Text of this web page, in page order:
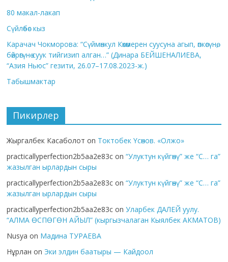
80 макал-лакап
Сүйлөбөс кыз
Карачач Чокморова: “Сүймөнкул Көкөмерен суусуна агып, өпкөсүнө,
бөйрөгүнө суук тийгизип алган…” (Динара БЕЙШЕНАЛИЕВА,
“Азия Ньюс” гезити, 26.07–17.08.2023-ж.)
Табышмактар
Пикирлер
Жыргалбек Касаболот on Токтобек Үсөнов. «Олжо»
practicallyperfection2b5aa2e83c on“Улуктун күйгөнү” же “С… га”
жазылган ырлардын сыры
practicallyperfection2b5aa2e83c on“Улуктун күйгөнү” же “С… га”
жазылган ырлардын сыры
practicallyperfection2b5aa2e83c onУларбек ДАЛЕЙ уулу.
“АЛМА ӨСПӨГӨН АЙЫЛ” (кыргызчалаган Кыялбек АКМАТОВ)
Nusya on Мадина ТУРАЕВА
Нұрлан on Эки элдин баатыры — Кайдоол